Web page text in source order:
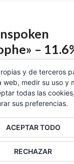
–
Or
US
BARRA
LATERAL
y de terceros
web, medir su uso y
todas las
sus preferencias.
ACEPTAR TODO
RECHAZAR